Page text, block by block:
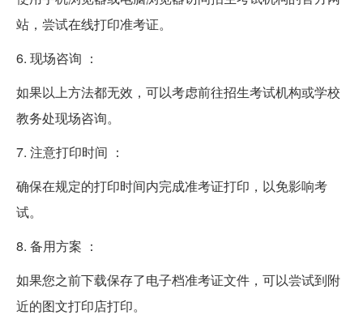
站，尝试在线打印准考证。
6. 现场咨询 ：
如果以上方法都无效，可以考虑前往招生考试机构或学校
教务处现场咨询。
7. 注意打印时间 ：
确保在规定的打印时间内完成准考证打印，以免影响考
试。
8. 备用方案 ：
如果您之前下载保存了电子档准考证文件，可以尝试到附
近的图文打印店打印。